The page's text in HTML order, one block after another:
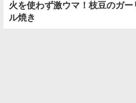
火を使わず激ウマ！枝豆のガー
ル焼き